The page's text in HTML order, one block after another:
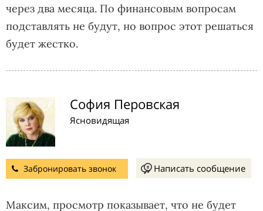
через два месяца. По финансовым вопросам
подставлять не будут, но вопрос этот решаться
будет жестко.
София Перовская
Ясновидящая
Забронировать звонок Написать сообщение
Максим, просмотр показывает, что не будет